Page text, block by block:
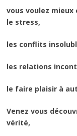
vous voulez
le stress,
les conflits
les relations
le faire plaisir à
Venez vous
vérité,